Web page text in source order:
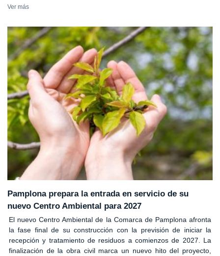
Ver más
Pamplona prepara la entrada en servicio de su
nuevo Centro Ambiental para 2027
El nuevo Centro Ambiental de la Comarca de Pamplona afronta
la fase final de su construcción con la previsión de iniciar la
recepción y tratamiento de residuos a comienzos de 2027. La
finalización de la obra civil marca un nuevo hito del proyecto,